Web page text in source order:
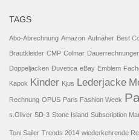
TAGS
Abo-Abrechnung Amazon Aufnäher Best
Brautkleider CMP Colmar
Doppeljacken Duvetica eBay Emblem
Kapok Kinder Kjus Lederjacke
Rechnung OPUS Paris Fashion Week
s.Oliver SD-3 Stone Island Subscription
Toni Sailer Trends 2014 wiederkehrende